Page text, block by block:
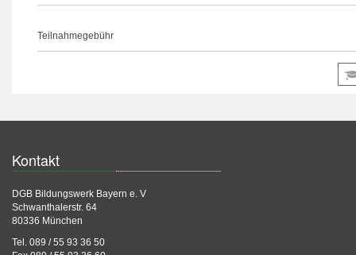
Teilnahmegebühr
Kontakt
DGB Bildungswerk Bayern e. V
Schwanthalerstr. 64
80336 München
Tel. 089 / 55 93 36 50